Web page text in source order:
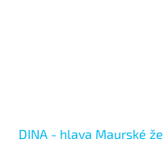
DINA - hlava Maurské